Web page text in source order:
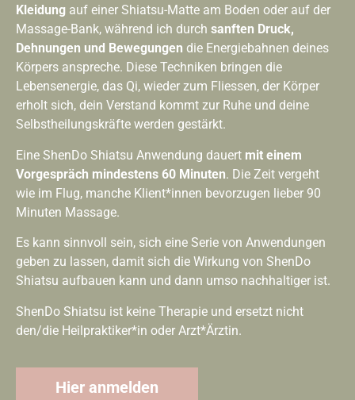
Kleidung auf einer Shiatsu-Matte am Boden oder auf der
Massage-Bank, während ich durch sanften Druck,
Dehnungen und Bewegungen die Energiebahnen deines
Körpers anspreche. Diese Techniken bringen die
Lebensenergie, das Qi, wieder zum Fliessen, der Körper
erholt sich, dein Verstand kommt zur Ruhe und deine
Selbstheilungskräfte werden gestärkt.
Eine ShenDo Shiatsu Anwendung dauert mit einem
Vorgespräch mindestens 60 Minuten. Die Zeit vergeht
wie im Flug, manche Klient*innen bevorzugen lieber 90
Minuten Massage.
Es kann sinnvoll sein, sich eine Serie von Anwendungen
geben zu lassen, damit sich die Wirkung von ShenDo
Shiatsu aufbauen kann und dann umso nachhaltiger ist.
ShenDo Shiatsu ist keine Therapie und ersetzt nicht
den/die Heilpraktiker*in oder Arzt*Ärztin.
Hier anmelden